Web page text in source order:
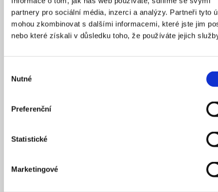
partnery pro sociální média, inzerci a analýzy. Partneři tyto
mohou zkombinovat s dalšími informacemi, které jste jim
nebo které získali v důsledku toho, že používáte jejich
souhlasu
Nutné
Preferenční
Statistické
Marketingové
fungovat udržitelně a stalo se kvalitním veřejným
náměstí Jiřího z Poděbrad od viditelných proměn
revitalizace pracuje se stromy, stínem, dešťovou
vodou i pohybem lidí. Co znamená navrhovat
jezdí během dne metro, tramvaje i autobusy